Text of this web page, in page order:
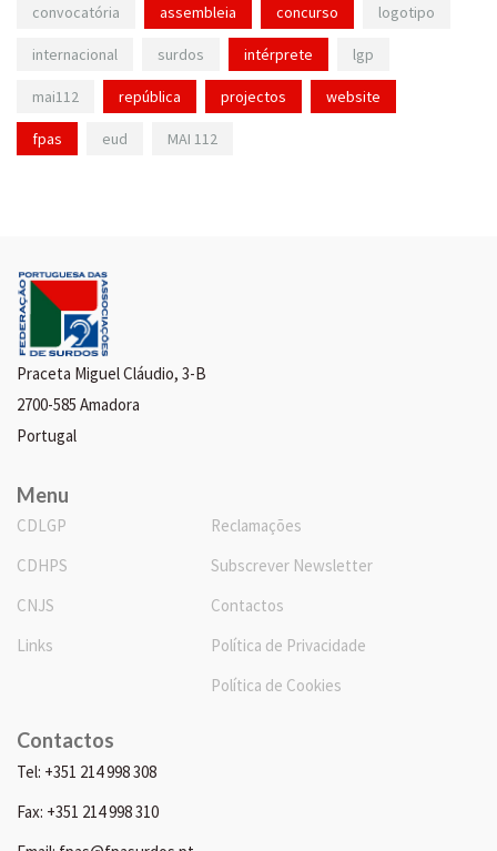
convocatória assembleia concurso logotipo
internacional surdos intérprete lgp
mai112 república projectos website
fpas eud MAI 112
Praceta Miguel Cláudio, 3-B
2700-585 Amadora
Portugal
Menu
CDLGP
CDHPS
CNJS
Links
Reclamações
Subscrever Newsletter
Contactos
Política de Privacidade
Política de Cookies
Contactos
Tel: +351 214 998 308
Fax: +351 214 998 310